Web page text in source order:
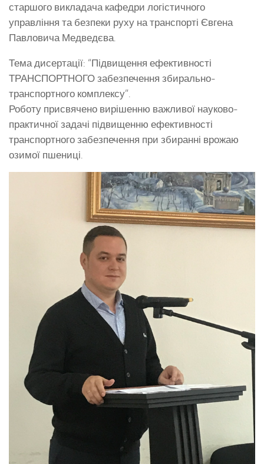
старшого викладача кафедри логістичного
управління та безпеки руху на транспорті Євгена
Павловича Медведєва.
Тема дисертації: “Підвищення ефективності
ТРАНСПОРТНОГО забезпечення збирально-
транспортного комплексу”.
Роботу присвячено вирішенню важливої науково-
практичної задачі підвищенню ефективності
транспортного забезпечення при збиранні врожаю
озимої пшениці.